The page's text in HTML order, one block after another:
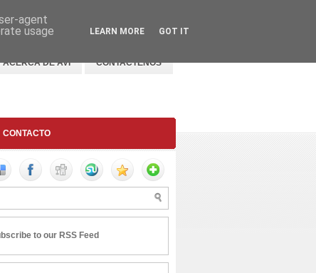
ACERCA DE AVI CONTACTENOS
CONTACTO
to our RSS Feed
agent
usage
LEARN MORE GOT IT